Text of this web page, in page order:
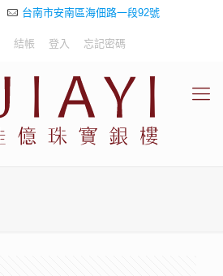
台南市安南區海佃路一段92號
結帳 登入 忘記密碼